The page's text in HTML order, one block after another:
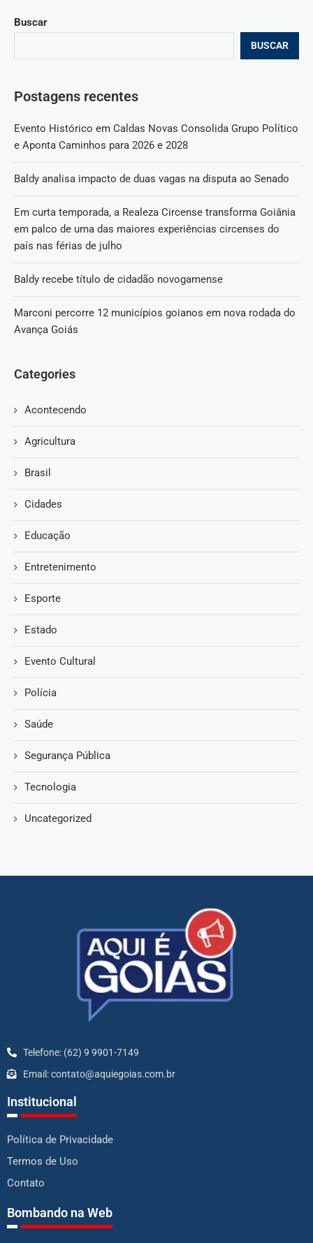
Buscar
BUSCAR
Postagens recentes
Evento Histórico em Caldas Novas Consolida Grupo Político
e Aponta Caminhos para 2026 e 2028
Baldy analisa impacto de duas vagas na disputa ao Senado
Em curta temporada, a Realeza Circense transforma Goiânia
em palco de uma das maiores experiências circenses do
país nas férias de julho
Baldy recebe título de cidadão novogamense
Marconi percorre 12 municípios goianos em nova rodada do
Avança Goiás
Categories
Acontecendo
Agricultura
Brasil
Cidades
Educação
Entretenimento
Esporte
Estado
Evento Cultural
Polícia
Saúde
Segurança Pública
Tecnologia
Uncategorized
Telefone: (62) 9 9901-7149
Email: contato@aquiegoias.com.br
Institucional
Política de Privacidade
Termos de Uso
Contato
Bombando na Web